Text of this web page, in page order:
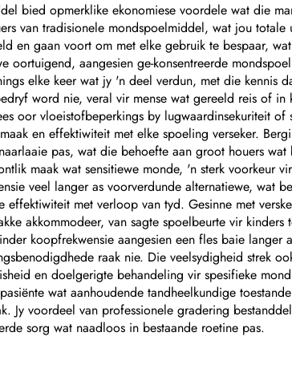
bied opmerklike ekonomiese voordele wat die
van tradisionele mondspoelmiddel, wat jou
en gaan voort om met elke gebruik te bespaar,
oortuigend, aangesien ge-konsentreerde
elke keer wat jy 'n deel verdun, met die kennis
word nie, veral vir mense wat gereeld reis of
oor vloeistofbeperkings by lugwaardinsekuriteit
en effektiwiteit met elke spoeling verseker.
pas, wat die behoefte aan groot houers
maak wat sensitiewe monde, 'n sterk voorkeur
veel langer as voorverdunde alternatiewe, wat
effektiwiteit met verloop van tyd. Gesinne met
akkommodeer, van sagte spoelbeurte vir
koopfrekwensie aangesien een fles baie
raak nie. Die veelsydigheid strek
en doelgerigte behandeling vir spesifieke
wat aanhoudende tandheelkundige
Jy voordeel van professionele gradering
sorg wat naadloos in bestaande roetine pas.